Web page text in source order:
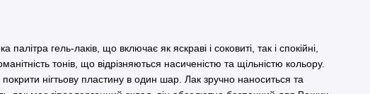
гель-лаків, що включає як яскраві і соковиті, так і спокійні,
тонів, що відрізняються насиченістю та щільністю кольору.
нігтьову пластину в один шар. Лак зручно наноситься та